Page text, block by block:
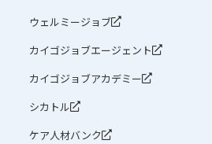
ウェルミージョブ
カイゴジョブエージェント
カイゴジョブアカデミー
シカトル
ケア人材バンク